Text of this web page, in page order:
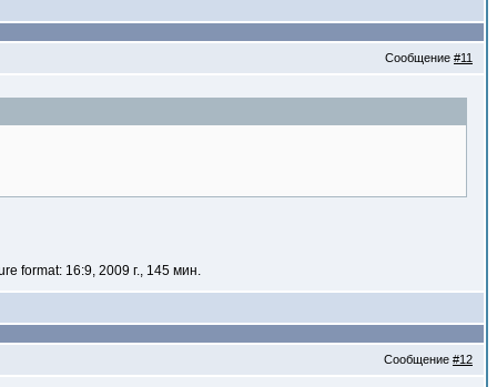
Сообщение #11
format: 16:9, 2009 г., 145 мин.
Сообщение #12